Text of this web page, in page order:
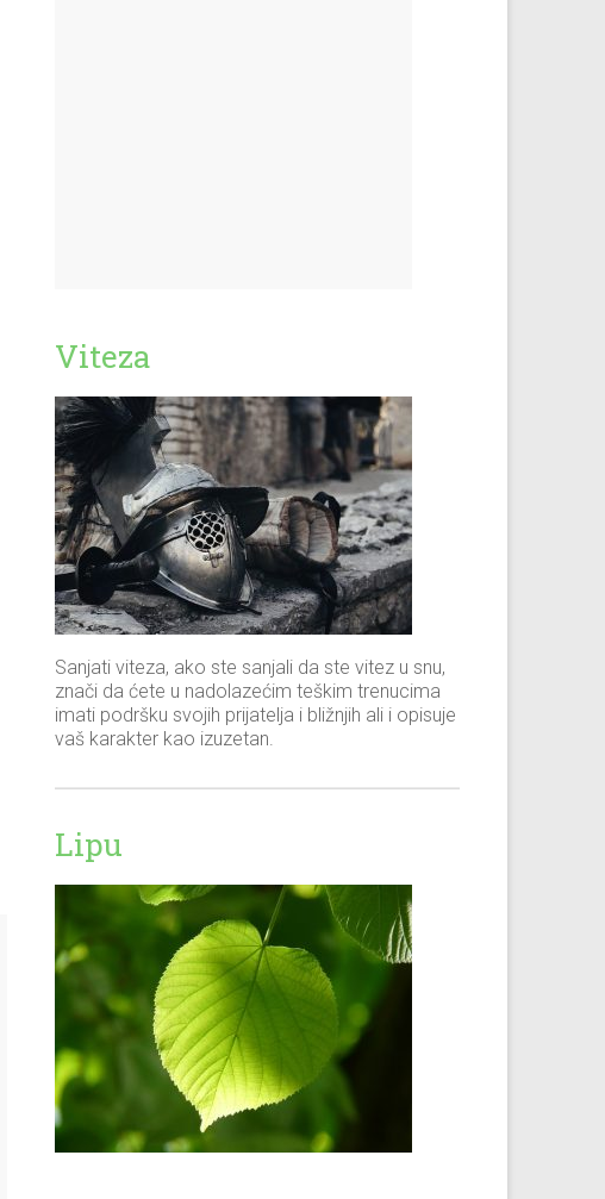
Viteza
Sanjati viteza, ako ste sanjali da ste vitez u snu,
znači da ćete u nadolazećim teškim trenucima
imati podršku svojih prijatelja i bližnjih ali i opisuje
vaš karakter kao izuzetan.
Lipu